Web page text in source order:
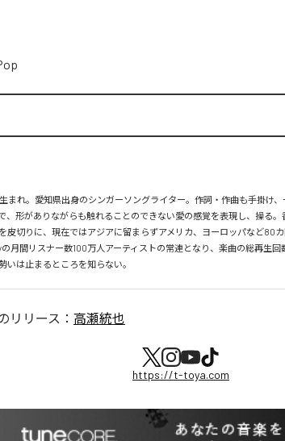
まれ。愛知県出身のシンガーソングライター。作詞・作曲も手掛け
、形がありながらも触れることのできない愛の感覚を表現し、操る
皮切りに、現在ではアジアに留まらずアメリカ、ヨーロッパなど80
月間リスナー数100万人アーティストの常連となり、楽曲の総再生
いは止まるところを知らない。
リリース： 高瀬統也
https://t-toya.com